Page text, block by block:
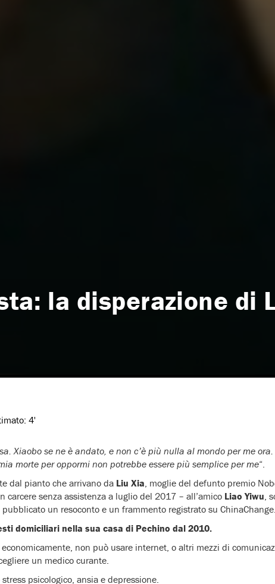
la disperazione di
4'
Xiaobo se ne è andato, e non c’è più nulla al mondo per me
morte per oppormi non potrebbe essere più semplice per me“.
dal pianto che arrivano da Liu Xia, moglie del defunto premio
carcere senza assistenza a luglio del 2017 – all’amico Liao Yiwu,
un resoconto e un frammento registrato su
domiciliari nella sua casa di Pechino dal 2010.
non può usare internet, o altri mezzi di
un medico curante.
psicologico, ansia e depressione.